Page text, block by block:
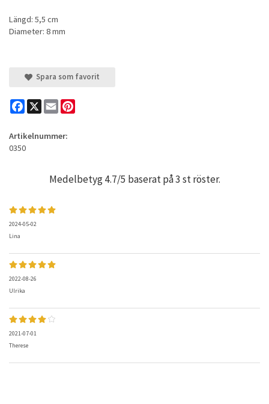
Längd: 5,5 cm
Diameter: 8 mm
Spara som favorit
Facebook
X Email
Artikelnummer:
0350
Medelbetyg4.7/5 baserat på3 st röster.
2024-05-02
Lina
2022-08-26
Ulrika
2021-07-01
Therese